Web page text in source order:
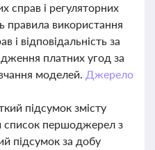
справ і регуляторних
правила використання
і відповідальність за
платних угод за
моделей. Джерело
підсумок змісту
список першоджерел з
підсумок за добу